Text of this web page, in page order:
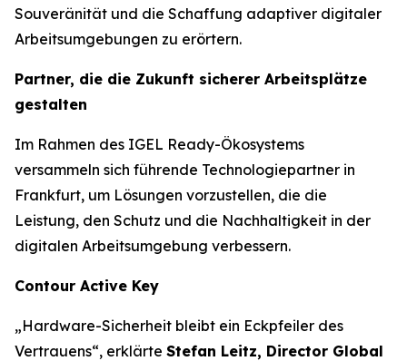
Souveränität und die Schaffung adaptiver digitaler
Arbeitsumgebungen zu erörtern.
Partner, die die Zukunft sicherer Arbeitsplätze
gestalten
Im Rahmen des IGEL Ready-Ökosystems
versammeln sich führende Technologiepartner in
Frankfurt, um Lösungen vorzustellen, die die
Leistung, den Schutz und die Nachhaltigkeit in der
digitalen Arbeitsumgebung verbessern.
Contour Active Key
„Hardware-Sicherheit bleibt ein Eckpfeiler des
Vertrauens“, erklärte Stefan Leitz, Director Global